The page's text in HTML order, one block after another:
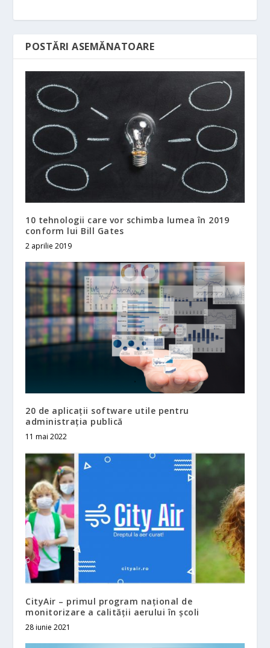
POSTĂRI ASEMĂNATOARE
10 tehnologii care vor schimba lumea în 2019
conform lui Bill Gates
2 aprilie 2019
20 de aplicații software utile pentru
administrația publică
11 mai 2022
CityAir – primul program național de
monitorizare a calității aerului în școli
28 iunie 2021